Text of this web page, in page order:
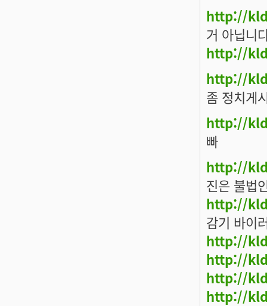
http://
거 아닙니
http://
http://
좀 정치게
http://
빠
http://
진은 불법
http://
감기 바이
http://
http://
http://
http://